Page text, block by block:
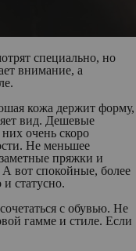
специально, но
внимание, а
кожа держит форму,
вид. Дешевые
очень скоро
Не меньшее
пряжки и
вот спокойные, более
статусно.
с обувью. Не
гамме и стиле. Если